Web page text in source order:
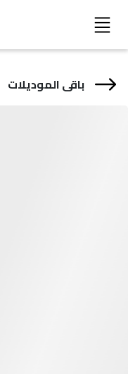
باقى الموديلات